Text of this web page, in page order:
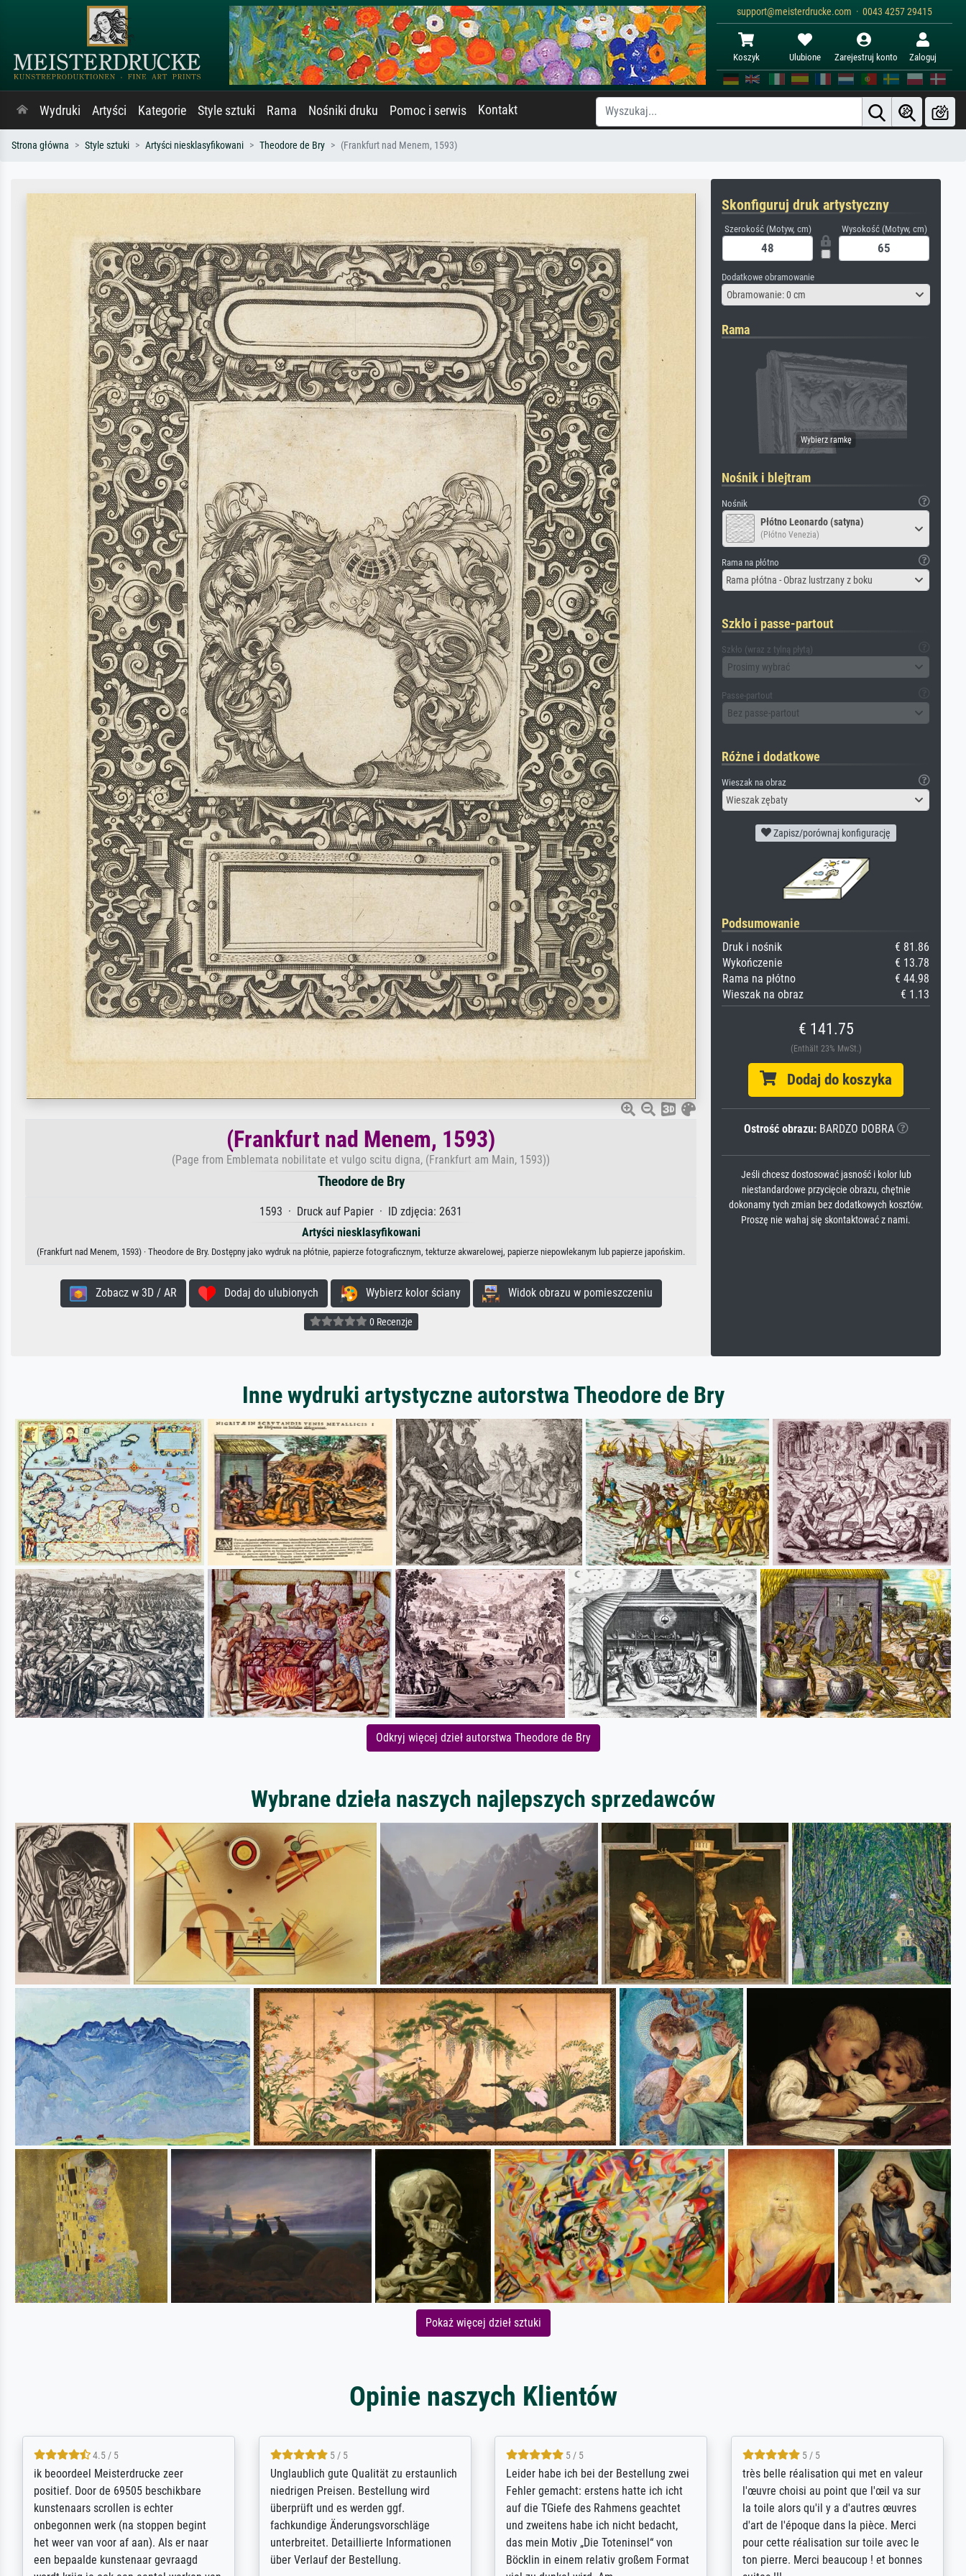
support@meisterdrucke.com · 0043 4257 29415
Koszyk Ulubione Zarejestruj konto Zaloguj
Wydruki Artyści Kategorie Style sztuki Rama Nośniki druku Pomoc i serwis Kontakt
Strona główna Style sztuki Artyści niesklasyfikowani Theodore de Bry (Frankfurt nad Menem, 1593)
(Frankfurt nad Menem, 1593)
(Page from Emblemata nobilitate et vulgo scitu digna, (Frankfurt am Main, 1593))
Theodore de Bry
1593 · Druck auf Papier · ID zdjęcia: 2631
Artyści niesklasyfikowani
(Frankfurt nad Menem, 1593) · Theodore de Bry. Dostępny jako wydruk na płótnie, papierze fotograficznym, tekturze akwarelowej, papierze niepowlekanym lub papierze japońskim.
Zobacz w 3D / AR Dodaj do ulubionych Wybierz kolor ściany Widok obrazu w pomieszczeniu
0 Recenzje
Skonfiguruj druk artystyczny
Szerokość (Motyw, cm) Wysokość (Motyw, cm)
Dodatkowe obramowanie
Obramowanie: 0 cm
Rama
Nośnik i blejtram
Nośnik
Płótno Leonardo (satyna)
(Płótno Venezia)
Rama na płótno
Rama płótna - Obraz lustrzany z boku
Szkło i passe-partout
Szkło (wraz z tylną płytą)
Prosimy wybrać
Passe-partout
Bez passe-partout
Różne i dodatkowe
Wieszak na obraz
Wieszak zębaty
Zapisz/porównaj konfigurację
Podsumowanie
Druk i nośnik
€ 81.86
Wykończenie
€ 13.78
Rama na płótno
€ 44.98
Wieszak na obraz
€ 1.13
€ 141.75
(Enthält 23% MwSt.)
Dodaj do koszyka
Ostrość obrazu:BARDZO DOBRA
Jeśli chcesz dostosować jasność i kolor lub
niestandardowe przycięcie obrazu, chętnie
dokonamy tych zmian bez dodatkowych kosztów.
Proszę nie wahaj się skontaktować z nami.
Inne wydruki artystyczne autorstwa Theodore de Bry
Odkryj więcej dzieł autorstwa Theodore de Bry
Wybrane dzieła naszych najlepszych sprzedawców
Pokaż więcej dzieł sztuki
Opinie naszych Klientów
5 / 5
Die Zufriedenheit ist auch nicht dadurch
getrübt, dass das Bild entgegen einer
angegebenen Lieferanschrift (sollte
eine Überraschung für die normannische
Ehefrau sein zum Hochzeits- gleichzeitig
auch Geburtstag sein) doch nach zu
5 / 5
Excellent / Highly recommended. The
selection, ordering and payment process
were easy, shipping was efficient and
the item itself exceeds expectations. I
am based in the UK and found the site
searching for a specific print - I am very
5 / 5
The team at Meisterdrucke strives to
meet its clients demands, and provides
expert advice on how to obtain the best
results for the prints requested by the
client. The company has a vast
repertoire of prints to choose from, and
5 / 5
eine große Auswahl an Bildern und
deren Reproduktionsmöglichkeiten;
wurde sehr gut durch die einzelnen
Bestellkriterien geführt, verständliche
Erklärungen, z.B. mit Bilddarstellungen,
werde auf jeden Fall meine guten